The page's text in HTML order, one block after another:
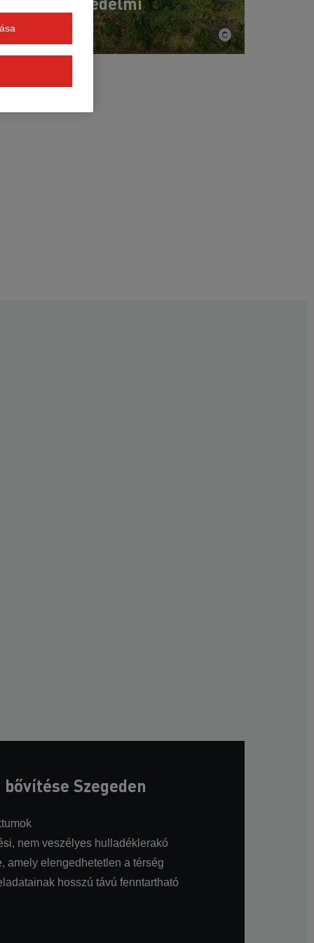
objektumok
Szegeden
nem veszélyes hulladéklerakó
amely elengedhetetlen a térség
hosszú távú fenntartható